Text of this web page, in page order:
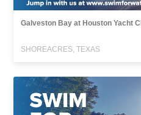
Galveston Bay at Houston Yacht
SHOREACRES, TEXAS